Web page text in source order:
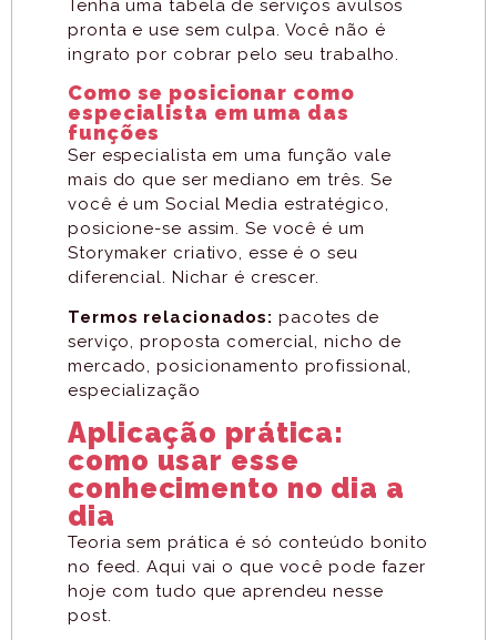
Tenha uma tabela de serviços avulsos
pronta e use sem culpa. Você não é
ingrato por cobrar pelo seu trabalho.
Como se posicionar como
especialista em uma das
funções
Ser especialista em uma função vale
mais do que ser mediano em três. Se
você é um Social Media estratégico,
posicione-se assim. Se você é um
Storymaker criativo, esse é o seu
diferencial. Nichar é crescer.
Termos relacionados: pacotes de
serviço, proposta comercial, nicho de
mercado, posicionamento profissional,
especialização
Aplicação prática:
como usar esse
conhecimento no dia a
dia
Teoria sem prática é só conteúdo bonito
no feed. Aqui vai o que você pode fazer
hoje com tudo que aprendeu nesse
post.